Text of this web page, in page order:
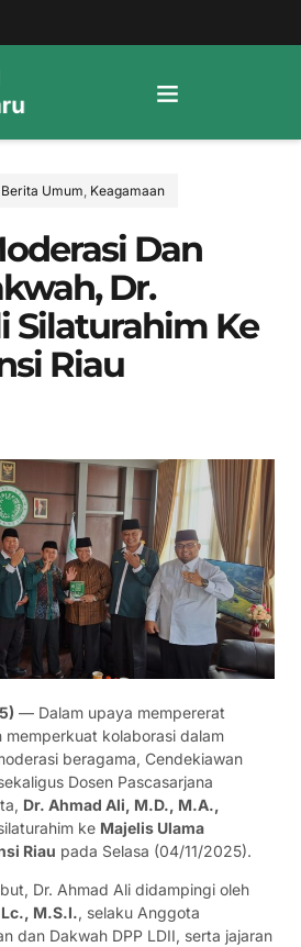
Berita Umum, Keagamaan
Dan
Dr.
Silaturahim Ke
Riau
— Dalam upaya mempererat
memperkuat kolaborasi dalam
beragama, Cendekiawan
Dosen Pascasarjana
Dr. Ahmad Ali, M.D., M.A.,
ke Majelis Ulama
Riau pada Selasa (04/11/2025).
Dr. Ahmad Ali didampingi oleh
M.S.I., selaku Anggota
dan Dakwah DPP LDII, serta jajaran